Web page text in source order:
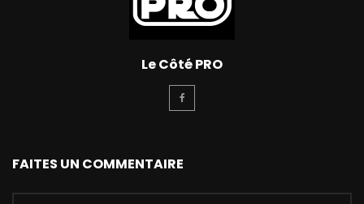
Le Côté PRO
FAITES UN COMMENTAIRE